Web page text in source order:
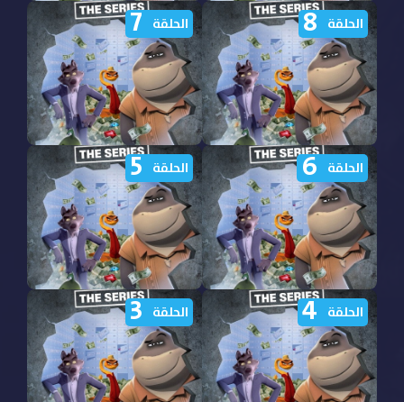
مشاهدة مسلسل The Bad
Guys الموسم الثاني الحلقة
10 مترجمة
مشاهدة مسلسل The Bad
Guys الموسم الثاني الحلقة
9 مترجمة
مشاهدة مسلسل The Bad
Guys الموسم الثاني الحلقة
8 مترجمة
الحلقة 8
مشاهدة مسلسل The Bad
Guys الموسم الثاني الحلقة
7 مترجمة
الحلقة 7
مشاهدة مسلسل The Bad
Guys الموسم الثاني الحلقة
6 مترجمة
الحلقة 6
مشاهدة مسلسل The Bad
Guys الموسم الثاني الحلقة
5 مترجمة
الحلقة 5
الحلقة 4 الحلقة 3